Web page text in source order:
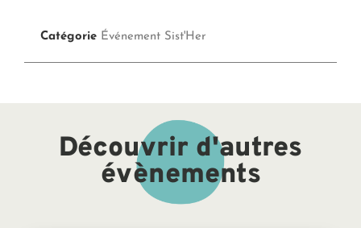
Catégorie Événement Sist'Her
Découvrir d'autres
évènements